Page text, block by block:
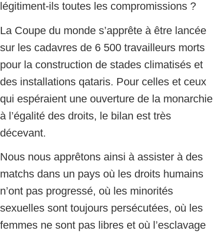
légitiment-ils toutes les compromissions ?
La Coupe du monde s’apprête à être lancée
sur les cadavres de 6 500 travailleurs morts
pour la construction de stades climatisés et
des installations qataris. Pour celles et ceux
qui espéraient une ouverture de la monarchie
à l’égalité des droits, le bilan est très
décevant.
Nous nous apprêtons ainsi à assister à des
matchs dans un pays où les droits humains
n’ont pas progressé, où les minorités
sexuelles sont toujours persécutées, où les
femmes ne sont pas libres et où l’esclavage